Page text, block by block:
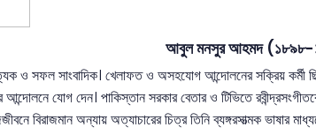
আবুল মনসুর আহমদ
ও সফল সাংবাদিক। খেলাফত ও অসহযোগ আন্দোলনের সক্রিয় কর্মী
যোগ দেন। পাকিস্তান সরকার বেতার ও টিভিতে
বিরাজমান অন্যায় অত্যাচারের চিত্র তিনি ব্যঙ্গরসাত্মক ভাষার